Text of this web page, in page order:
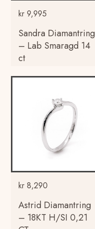
kr 9,995
Sandra Diamantring
– Lab Smaragd 14
ct
kr 8,290
Astrid Diamantring
– 18KT H/SI 0,21